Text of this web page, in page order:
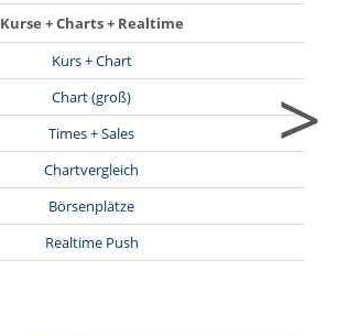
Kurse + Charts + Realtime
Kurs + Chart
Chart (groß)
Times + Sales
Chartvergleich
Börsenplätze
Realtime Push
>